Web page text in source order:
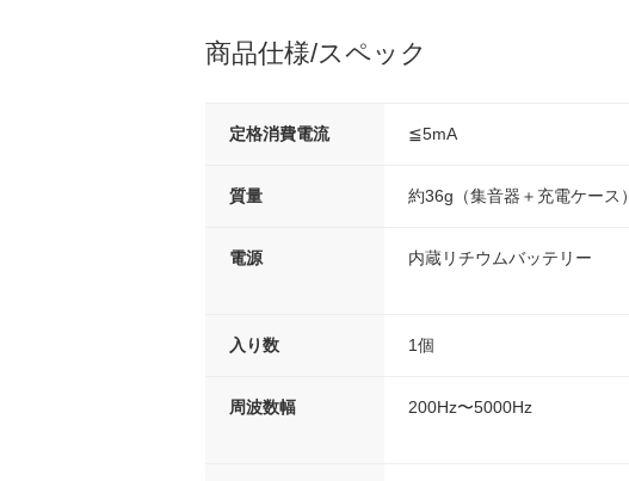
商品仕様/スペック
定格消費電流 ≦5mA
質量 約36g（集音器＋充電ケース）
電源 内蔵リチウムバッテリー
入り数 1個
周波数幅 200Hz〜5000Hz